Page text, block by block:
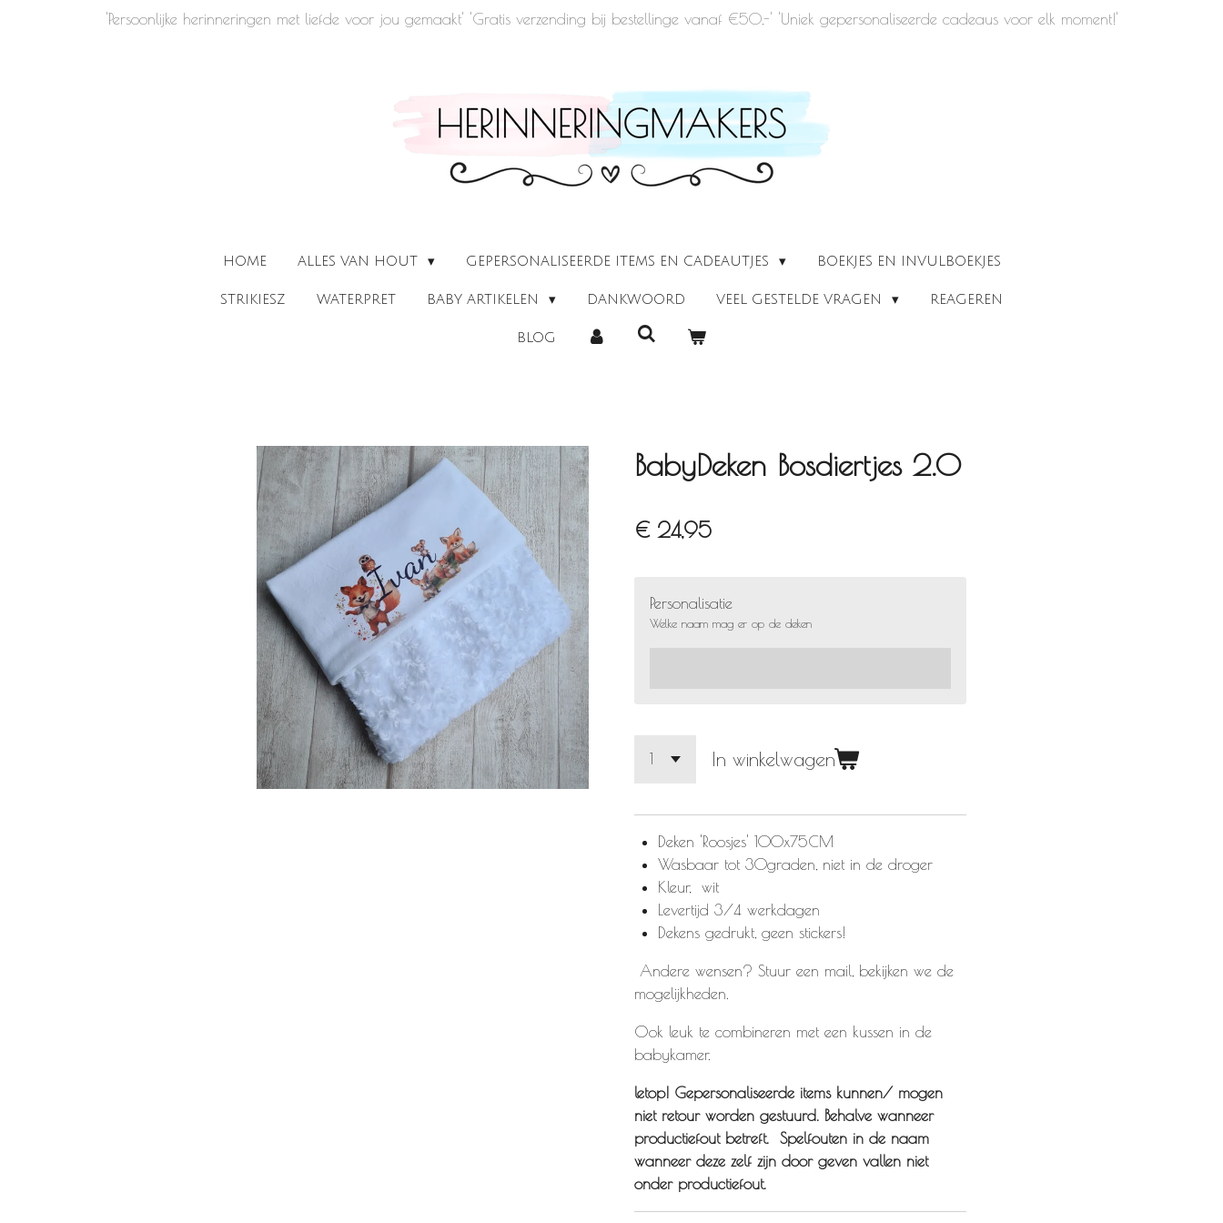
'Persoonlijke herinneringen met liefde voor jou gemaakt' 'Gratis verzending bij bestellinge vanaf €50,-' 'Uniek gepersonaliseerde cadeaus voor elk moment!'
HOME ALLES VAN HOUT GEPERSONALISEERDE ITEMS EN CADEAUTJES BOEKJES EN INVULBOEKJES
STRIKIESZ WATERPRET BABY ARTIKELEN DANKWOORD VEEL GESTELDE VRAGEN REAGEREN
BLOG
BabyDeken Bosdiertjes 2.0
€ 24,95
Personalisatie
Welke naam mag er op de deken
In winkelwagen
Deken 'Roosjes' 100x75CM
Wasbaar tot 30graden, niet in de droger
Kleur, wit
Levertijd 3/4 werkdagen
Dekens gedrukt, geen stickers!
Andere wensen? Stuur een mail, bekijken we de
mogelijkheden.
Ook leuk te combineren met een kussen in de
babykamer.
letop! Gepersonaliseerde items kunnen/ mogen
niet retour worden gestuurd. Behalve wanneer
productiefout betreft. Spelfouten in de naam
wanneer deze zelf zijn door geven vallen niet
onder productiefout.